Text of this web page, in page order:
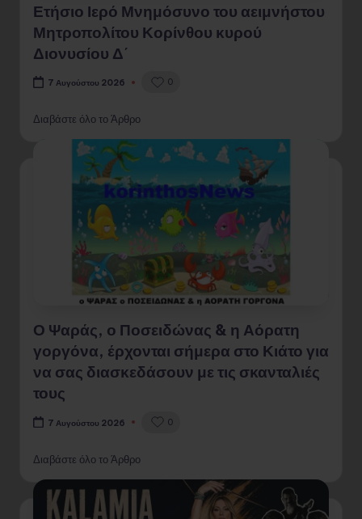
Ετήσιο Ιερό Μνημόσυνο του αειμνήστου
Μητροπολίτου Κορίνθου κυρού
Διονυσίου Δ΄
7 Αυγούστου 2026 0
Διαβάστε όλο το Άρθρο
Ο Ψαράς, ο Ποσειδώνας & η Αόρατη
γοργόνα, έρχονται σήμερα στο Κιάτο για
να σας διασκεδάσουν με τις σκανταλιές
τους
7 Αυγούστου 2026 0
Διαβάστε όλο το Άρθρο